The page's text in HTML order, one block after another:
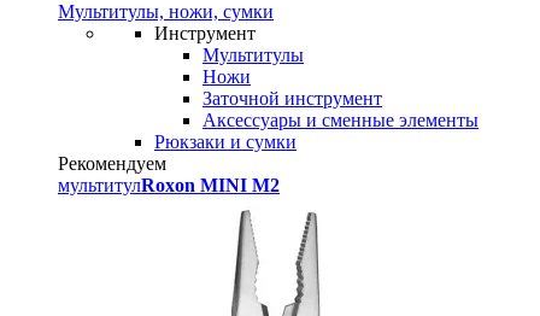
Мультитулы, ножи, сумки
Инструмент
Мультитулы
Ножи
Заточной инструмент
Аксессуары и сменные элементы
Рюкзаки и сумки
Рекомендуем
мультитулRoxon MINI M2